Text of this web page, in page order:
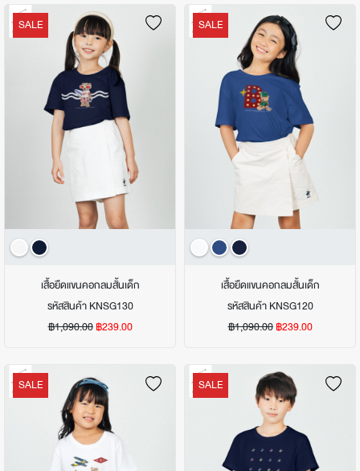
SALE
เสื้อยืดแขนคอกลมสั้นเด็ก
รหัสสินค้า KNSG130
฿1,090.00 ฿239.00
SALE
เสื้อยืดแขนคอกลมสั้นเด็ก
รหัสสินค้า KNSG120
฿1,090.00 ฿239.00
SALE SALE